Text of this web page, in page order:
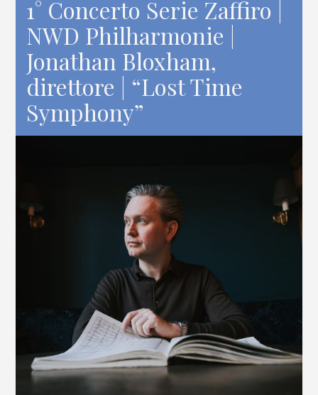
1° Concerto Serie Zaffiro |
NWD Philharmonie |
Jonathan Bloxham,
direttore | “Lost Time
Symphony”